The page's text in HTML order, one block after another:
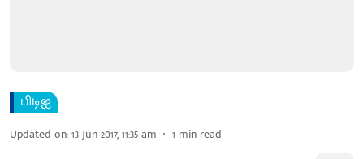
பிடிஐ
Updated on:13 Jun 2017, 11:35 am 1 min read